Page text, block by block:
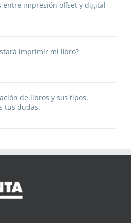
entre impresión offset y digital
imprimir mi libro?
de libros y sus tipos.
tus dudas.